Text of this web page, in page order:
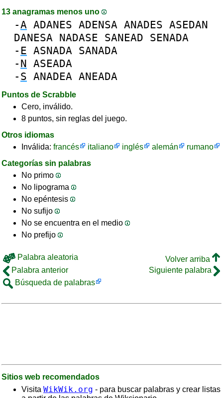
13 anagramas menos uno
-A ADANES ADENSA ANADES ASEDAN
DANESA NADASE SANEAD SENADA
- E ASNADA SANADA
- N ASEADA
- S ANADEA ANEADA
Puntos de Scrabble
Cero, inválido.
8 puntos, sin reglas del juego.
Otros idiomas
Inválida: francés italiano inglés alemán
rumano
Categorías sin palabras
No primo
No lipograma
No epéntesis
No sufijo
No se encuentra en el medio
No prefijo
Palabra aleatoria
Volver arriba
Palabra anterior
Siguiente palabra
Búsqueda de palabras
Sitios web recomendados
Visita WikWik.org - para buscar palabras y crear listas